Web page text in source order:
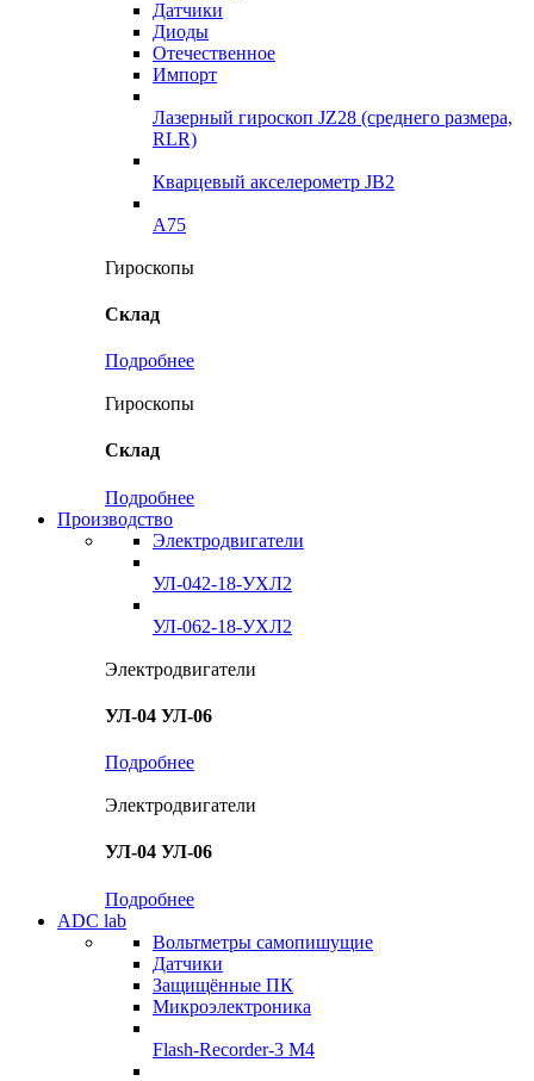
Датчики
Диоды
Отечественное
Импорт
Лазерный гироскоп JZ28 (среднего размера,
RLR)
Кварцевый акселерометр JB2
A75
Гироскопы
Склад
Подробнее
Гироскопы
Склад
Подробнее
Производство
Электродвигатели
УЛ-042-18-УХЛ2
УЛ-062-18-УХЛ2
Электродвигатели
УЛ-04 УЛ-06
Подробнее
Электродвигатели
УЛ-04 УЛ-06
Подробнее
ADC lab
Вольтметры самопишущие
Датчики
Защищённые ПК
Микроэлектроника
Flash-Recorder-3 М4